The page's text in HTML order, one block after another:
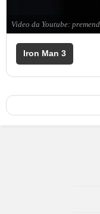
Iron Man 3